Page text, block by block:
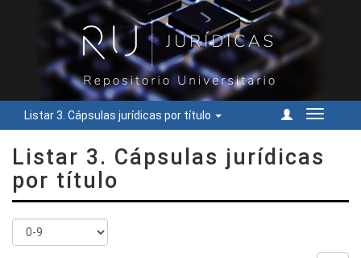
Listar 3. Cápsulas jurídicas por título
Cambiar
Listar 3. Cápsulas jurídicas
por título